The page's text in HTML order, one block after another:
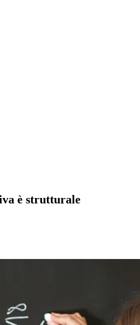
è strutturale